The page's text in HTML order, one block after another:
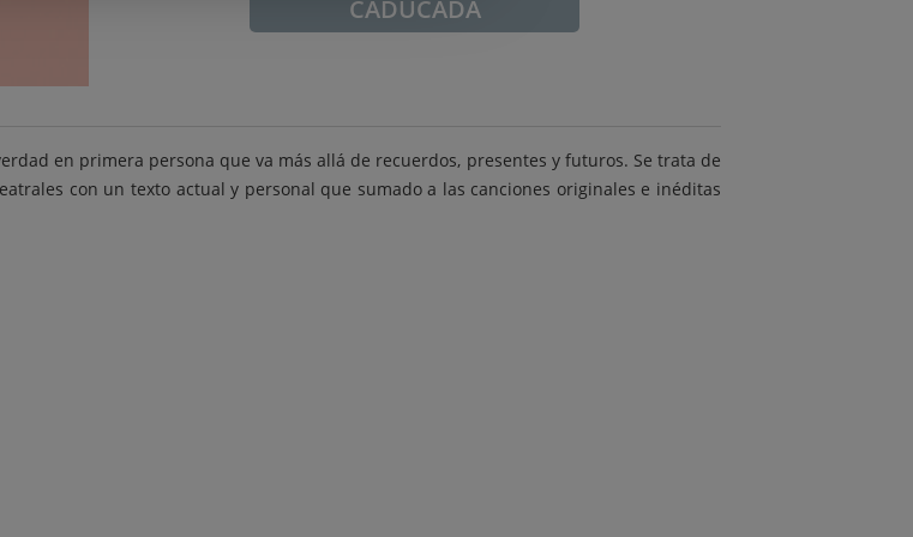
CADUCADA
en primera persona que va más allá de recuerdos, presentes y futuros. Se trata de
con un texto actual y personal que sumado a las canciones originales e inéditas